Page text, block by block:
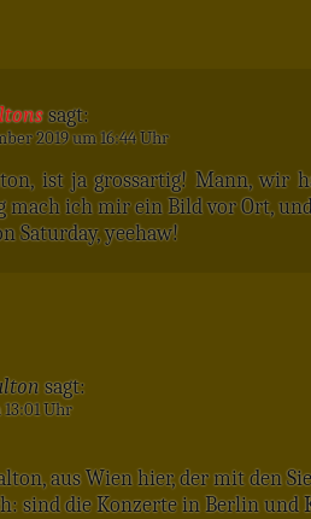
sagt:
2019 um 16:44 Uhr
ist ja grossartig! Mann, wir
mach ich mir ein Bild vor Ort,
Saturday, yeehaw!
sagt:
13:01 Uhr
aus Wien hier, der mit den
sind die Konzerte in Berlin